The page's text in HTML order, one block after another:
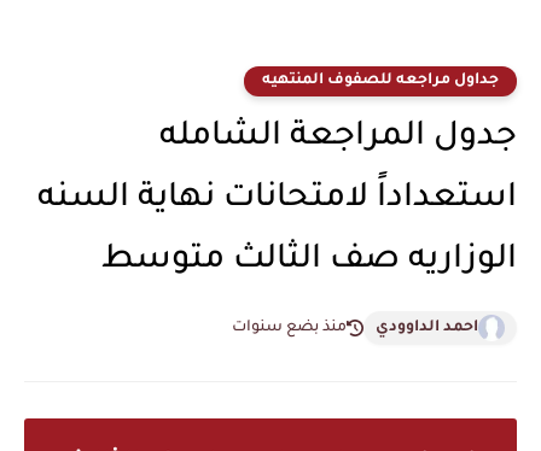
جداول مراجعه للصفوف المنتهيه
جدول المراجعة الشامله
استعداداً لامتحانات نهاية السنه
الوزاريه صف الثالث متوسط
احمد الداوودي منذ بضع سنوات